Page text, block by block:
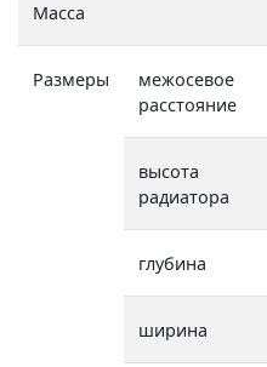
Масса
Размеры
межосевое
расстояние
высота
радиатора
глубина
ширина